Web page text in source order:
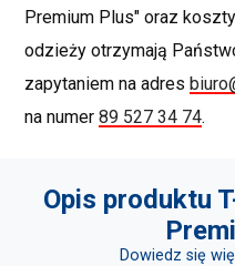
Premium Plus" oraz
odzieży otrzymają
zapytaniem na adres
na numer89 527 34 74.
Opis produktu
Dowiedz się